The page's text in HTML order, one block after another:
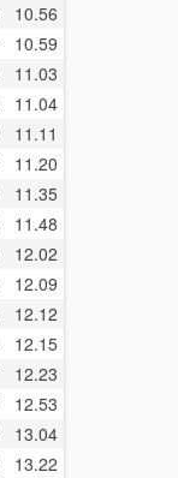
10.56
10.59
11.03
11.04
11.11
11.20
11.35
11.48
12.02
12.09
12.12
12.15
12.23
12.53
13.04
13.22